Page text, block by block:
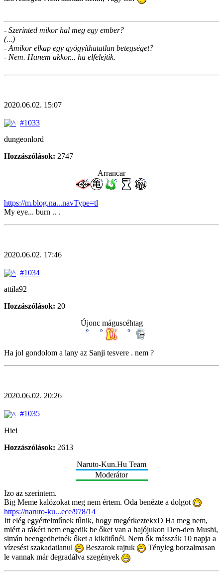
- Szerinted mikor hal meg egy ember?
(...)
- Amikor elkap egy gyógyíthatatlan betegséget?
- Nem. Hanem akkor... ha elfelejtik.
2020.06.02. 15:07
#1033
dungeonlord
Hozzászólások: 2747
Arrancar
https://m.blog.na...navType=tl
My eye... burn .. .
2020.06.02. 17:46
#1034
attila92
Hozzászólások: 20
Újonc máguscéhtag
Ha jol gondolom a lany az Sanji tesvere . nem ?
2020.06.02. 20:26
#1035
Hiei
Hozzászólások: 2613
Naruto-Kun.Hu Team
Moderátor
Izo az szerintem.
Big Meme kalózokat meg nem értem. Oda benézte a dolgot
https://naruto-ku...ece/978/14
Itt elég egyértelműnek tűnik, hogy megérkeztekxD Ha meg nem,
miért a rákért nem engedik be őket van a hajójukon Den-den Mushi,
simán beengedhetnék őket a kikötőnél. Nem ők másszák 10 napja a
vízesést szakadatlanul
Beszarok rajtuk
Tényleg borzalmasan
le vannak már degradálva szegények